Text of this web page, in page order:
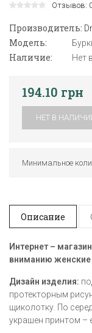
Отзывов:
Производитель:
Модель:
Наличие: Нет
194.10 грн
НЕТ В
Минимальное
Описание
Интернет – магазин
вниманию женские
Дизайн изделия:
протекторным
щиколотку. По
украшен принтом –